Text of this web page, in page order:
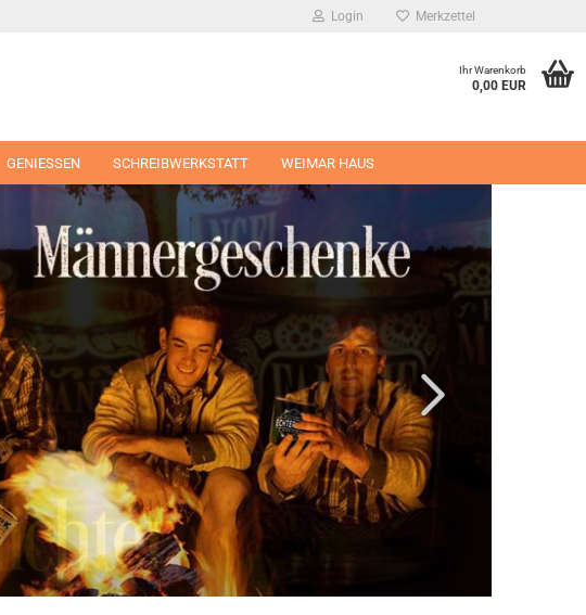
Login Merkzettel
Ihr Warenkorb
0,00 EUR
GENIESSEN SCHREIBWERKSTATT WEIMAR HAUS